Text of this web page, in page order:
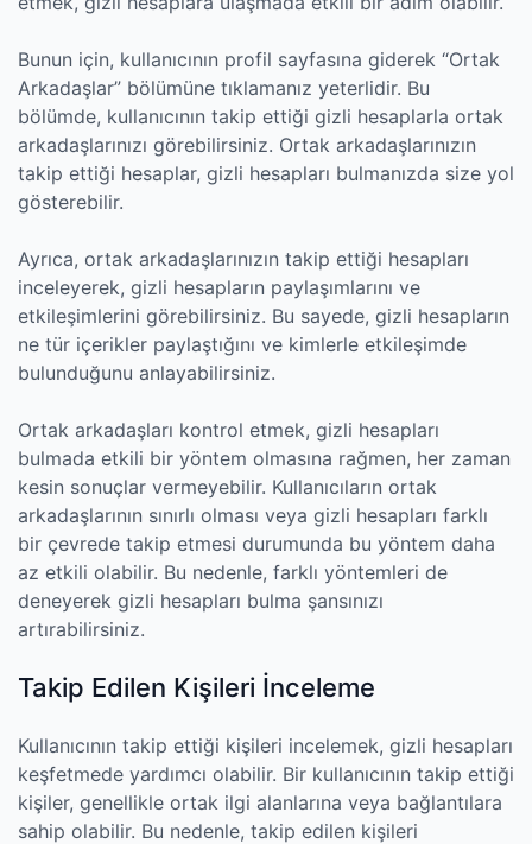
Bunun için, kullanıcının profil sayfasına giderek “Ortak
Arkadaşlar” bölümüne tıklamanız yeterlidir. Bu
bölümde, kullanıcının takip ettiği gizli hesaplarla ortak
arkadaşlarınızı görebilirsiniz. Ortak arkadaşlarınızın
takip ettiği hesaplar, gizli hesapları bulmanızda size yol
gösterebilir.
Ayrıca, ortak arkadaşlarınızın takip ettiği hesapları
inceleyerek, gizli hesapların paylaşımlarını ve
etkileşimlerini görebilirsiniz. Bu sayede, gizli hesapların
ne tür içerikler paylaştığını ve kimlerle etkileşimde
bulunduğunu anlayabilirsiniz.
Ortak arkadaşları kontrol etmek, gizli hesapları
bulmada etkili bir yöntem olmasına rağmen, her zaman
kesin sonuçlar vermeyebilir. Kullanıcıların ortak
arkadaşlarının sınırlı olması veya gizli hesapları farklı
bir çevrede takip etmesi durumunda bu yöntem daha
az etkili olabilir. Bu nedenle, farklı yöntemleri de
deneyerek gizli hesapları bulma şansınızı
artırabilirsiniz.
Takip Edilen Kişileri İnceleme
Kullanıcının takip ettiği kişileri incelemek, gizli hesapları
keşfetmede yardımcı olabilir. Bir kullanıcının takip ettiği
kişiler, genellikle ortak ilgi alanlarına veya bağlantılara
sahip olabilir. Bu nedenle, takip edilen kişileri